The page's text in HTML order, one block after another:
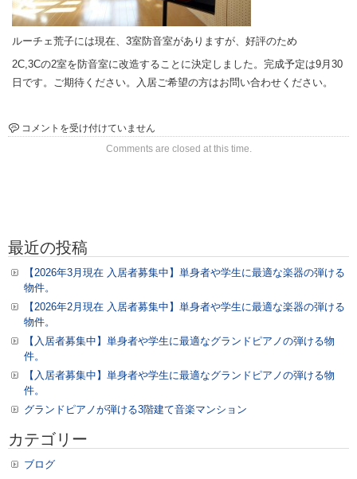
ルーチェ荒子には現在、3室防音室がありますが、好評のため
2C,3Cの2室を防音室に改造することに決定しました。完成予定は9月30
日です。ご期待ください。入居ご希望の方はお問い合わせください。
ル
の
防
化
事
始
ま
し
は
コメントを受け付けていません
Comments are closed at this time.
最近の投稿
【2026年3月現在 入居者募集中】単身者や学生に最適な楽器の弾ける
物件。
【2026年2月現在 入居者募集中】単身者や学生に最適な楽器の弾ける
物件。
【入居者募集中】単身者や学生に最適なグランドピアノの弾ける物
件。
【入居者募集中】単身者や学生に最適なグランドピアノの弾ける物
件。
グランドピアノが弾ける3階建て音楽マンション
カテゴリー
ブログ